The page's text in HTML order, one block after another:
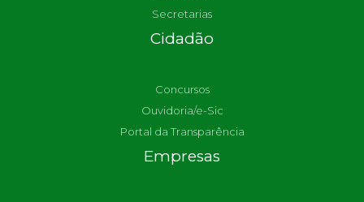
Secretarias
Cidadão
Concursos
Ouvidoria/e-Sic
Portal da Transparência
Empresas